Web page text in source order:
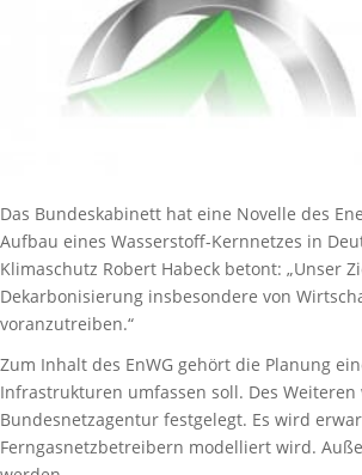
Das Bundeskabinett hat eine Novelle des
Aufbau eines Wasserstoff-Kernnetzes in
Klimaschutz Robert Habeck betont: „Unser
Dekarbonisierung insbesondere von
voranzutreiben.“
Zum Inhalt des EnWG gehört die Planung
Infrastrukturen umfassen soll. Des
Bundesnetzagentur festgelegt. Es wird
Ferngasnetzbetreibern modelliert wird.